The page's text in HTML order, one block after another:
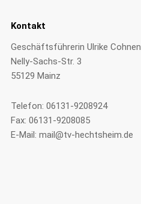
Kontakt
Geschäftsführerin Ulrike Cohnen
Nelly-Sachs-Str. 3
55129 Mainz
Telefon: 06131-9208924
Fax: 06131-9208085
E-Mail: mail@tv-hechtsheim.de